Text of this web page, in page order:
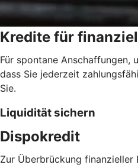
Kredite für
Für spontane Anschaffungen,
dass Sie jederzeit
Sie.
Liquidität sichern
Dispokredit
Zur Überbrückung finanzieller